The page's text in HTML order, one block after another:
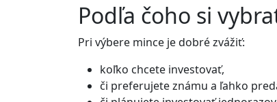
Podľa čoho si
Pri výbere mince je dobré zvážiť:
koľko chcete investovať,
či preferujete známu a ľahko